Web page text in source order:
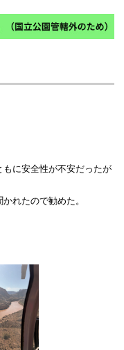
に安全性が不安だったが
れたので勧めた。